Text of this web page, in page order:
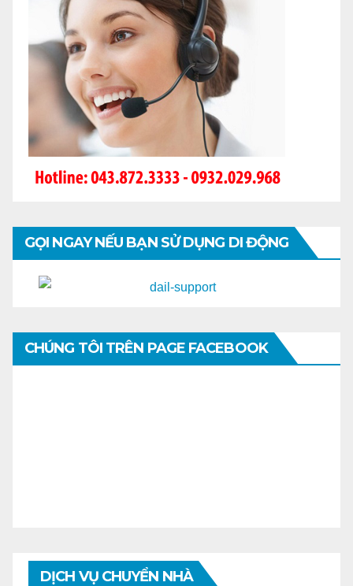
GỌI NGAY NẾU BẠN SỬ DỤNG DI ĐỘNG
CHÚNG TÔI TRÊN PAGE FACEBOOK
DỊCH VỤ CHUYỂN NHÀ